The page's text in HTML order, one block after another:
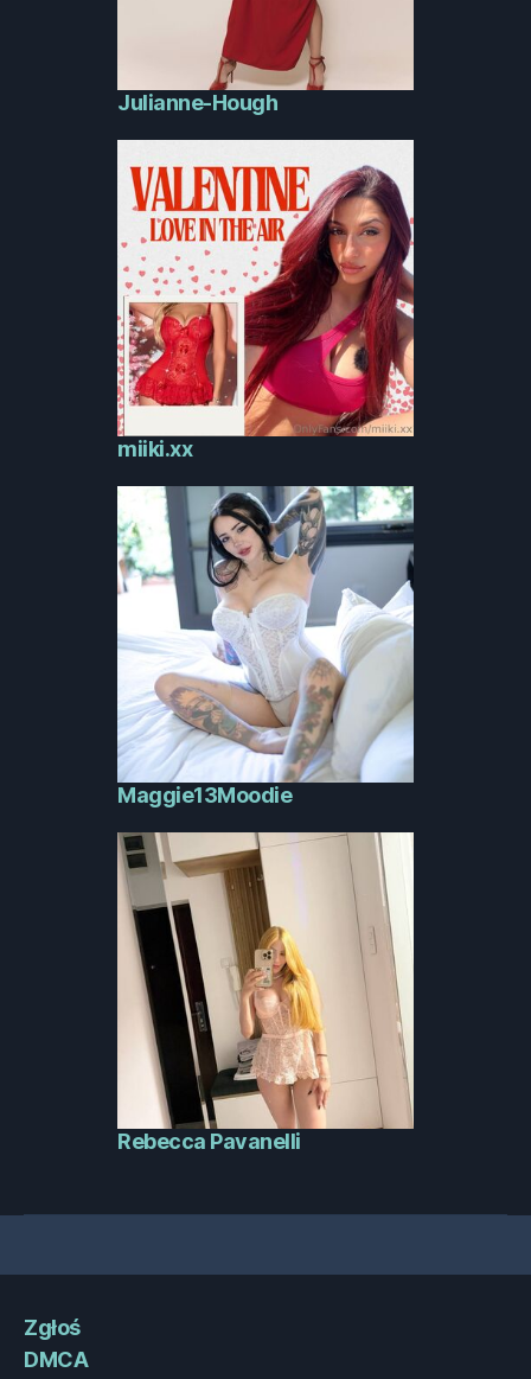
Julianne-Hough
miiki.xx
Maggie13Moodie
Rebecca Pavanelli
Zgłoś
DMCA